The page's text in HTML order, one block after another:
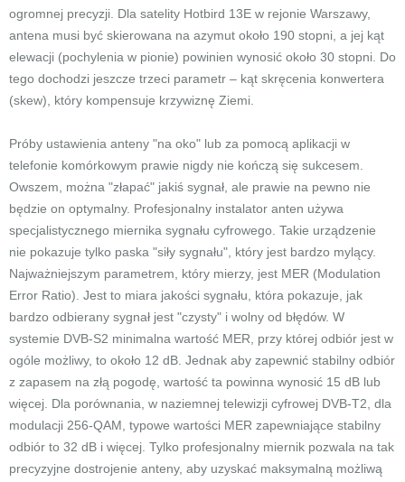
ogromnej precyzji. Dla satelity Hotbird 13E w rejonie Warszawy,
antena musi być skierowana na azymut około 190 stopni, a jej kąt
elewacji (pochylenia w pionie) powinien wynosić około 30 stopni. Do
tego dochodzi jeszcze trzeci parametr – kąt skręcenia konwertera
(skew), który kompensuje krzywiznę Ziemi.
Próby ustawienia anteny "na oko" lub za pomocą aplikacji w
telefonie komórkowym prawie nigdy nie kończą się sukcesem.
Owszem, można "złapać" jakiś sygnał, ale prawie na pewno nie
będzie on optymalny. Profesjonalny instalator anten używa
specjalistycznego miernika sygnału cyfrowego. Takie urządzenie
nie pokazuje tylko paska "siły sygnału", który jest bardzo mylący.
Najważniejszym parametrem, który mierzy, jest MER (Modulation
Error Ratio). Jest to miara jakości sygnału, która pokazuje, jak
bardzo odbierany sygnał jest "czysty" i wolny od błędów. W
systemie DVB-S2 minimalna wartość MER, przy której odbiór jest w
ogóle możliwy, to około 12 dB. Jednak aby zapewnić stabilny odbiór
z zapasem na złą pogodę, wartość ta powinna wynosić 15 dB lub
więcej. Dla porównania, w naziemnej telewizji cyfrowej DVB-T2, dla
modulacji 256-QAM, typowe wartości MER zapewniające stabilny
odbiór to 32 dB i więcej. Tylko profesjonalny miernik pozwala na tak
precyzyjne dostrojenie anteny, aby uzyskać maksymalną możliwą